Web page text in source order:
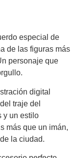
especial de
de las figuras más
personaje que
digital
traje del
y un estilo
más que un imán,
la ciudad.